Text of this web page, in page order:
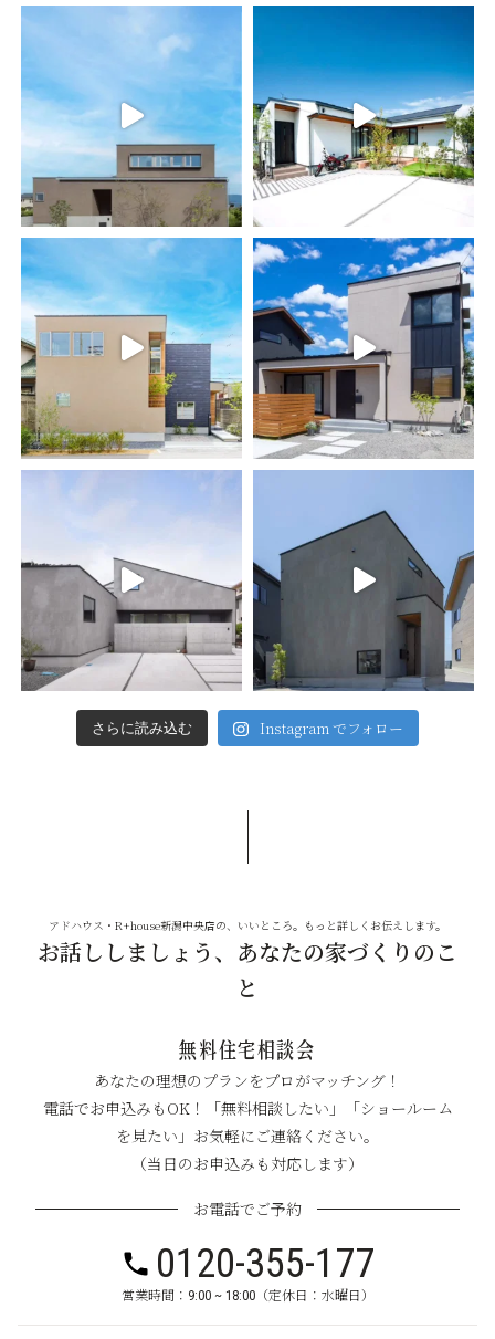
さらに読み込む Instagram でフォロー
アドハウス・R+house新潟中央店の、いいところ。もっと詳しくお伝えします。
お話ししましょう、あなたの家づくりのこ
と
無料住宅相談会
あなたの理想のプランをプロがマッチング！
電話でお申込みもOK！「無料相談したい」「ショールーム
を見たい」お気軽にご連絡ください。
（当日のお申込みも対応します）
お電話でご予約
0120-355-177
営業時間：9:00 ~ 18:00（定休日：水曜日）